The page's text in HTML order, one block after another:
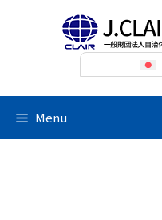
Menu